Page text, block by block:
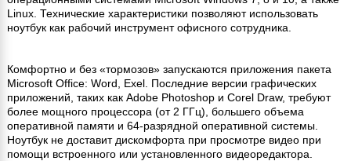
Linux. Технические характеристики позволяют использовать
ноутбук как рабочий инструмент офисного сотрудника.
Комфортно и без «тормозов» запускаются приложения пакета
Microsoft Office: Word, Exel. Последние версии графических
приложений, таких как Adobe Photoshop и Corel Draw, требуют
более мощного процессора (от 2 ГГц), большего объема
оперативной памяти и 64-разрядной оперативной системы.
Ноутбук не доставит дискомфорта при просмотре видео при
помощи встроенного или установленного видеоредактора.